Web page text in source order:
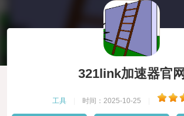
321link加速器官网
工具 时间：2025-10-25